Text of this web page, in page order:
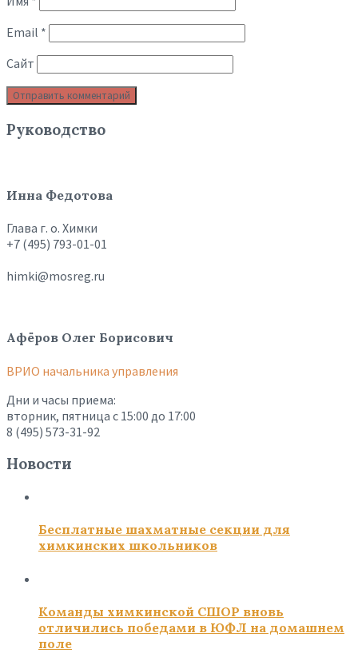
Email *
Сайт
Руководство
Инна Федотова
Глава г. о. Химки
+7 (495) 793-01-01
himki@mosreg.ru
Афёров Олег Борисович
ВРИО начальника управления
Дни и часы приема:
вторник, пятница с 15:00 до 17:00
8 (495) 573-31-92
Новости
Бесплатные шахматные секции для
химкинских школьников
Команды химкинской СШОР вновь
отличились победами в ЮФЛ на домашнем
поле